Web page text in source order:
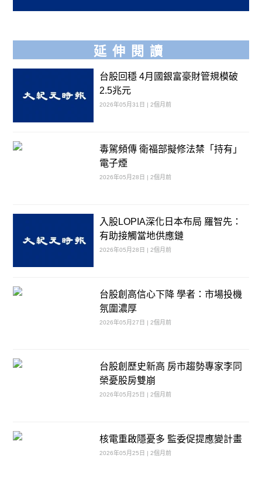
延伸閱讀
台股回穩 4月國銀富豪財管規模破
2.5兆元
2026年05月31日 | 2個月前
毒駕頻傳 衛福部擬修法禁「持有」
電子煙
2026年05月28日 | 2個月前
入股LOPIA深化日本布局 羅智先：
有助接觸當地供應鏈
2026年05月28日 | 2個月前
台股創高信心下降 學者：市場投機
氛圍濃厚
2026年05月27日 | 2個月前
台股創歷史新高 房市趨勢專家李同
榮憂股房雙崩
2026年05月25日 | 2個月前
核電重啟隱憂多 監委促提應變計畫
2026年05月25日 | 2個月前